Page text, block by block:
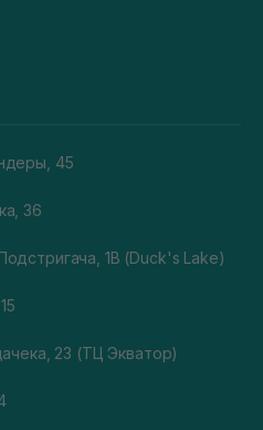
45
36
1В (Duck's Lake)
23 (ТЦ Экватор)